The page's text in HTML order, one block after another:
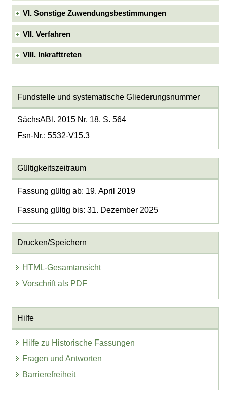
VI. Sonstige Zuwendungsbestimmungen
VII. Verfahren
VIII. Inkrafttreten
Fundstelle und systematische Gliederungsnummer
SächsABl. 2015 Nr. 18, S. 564
Fsn-Nr.: 5532-V15.3
Gültigkeitszeitraum
Fassung gültig ab: 19. April 2019
Fassung gültig bis: 31. Dezember 2025
Drucken/Speichern
HTML-Gesamtansicht
Vorschrift als PDF
Hilfe
Hilfe zu Historische Fassungen
Fragen und Antworten
Barrierefreiheit